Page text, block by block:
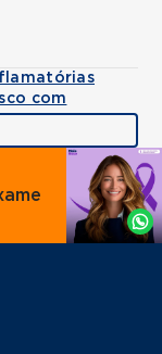
com
Agende
por
Whatsapp